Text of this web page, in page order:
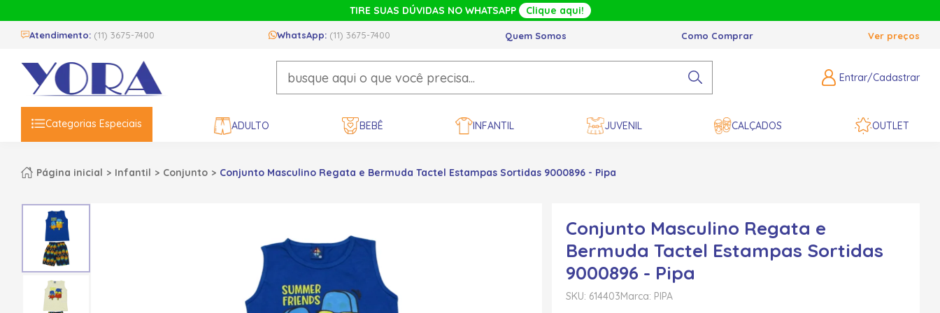
TIRE SUAS DÚVIDAS NO WHATSAPP Clique aqui!
Atendimento: (11) 3675-7400 WhatsApp: (11) 3675-7400 Quem Somos Como Comprar Ver preços
Entrar/Cadastrar
Categorias Especiais ADULTO BEBÊ INFANTIL JUVENIL CALÇADOS OUTLET
Página inicial Infantil Conjunto Conjunto Masculino Regata e Bermuda Tactel Estampas Sortidas 9000896 - Pipa
Conjunto Masculino Regata e
Bermuda Tactel Estampas Sortidas
9000896 - Pipa
SKU: 614403Marca: PIPA